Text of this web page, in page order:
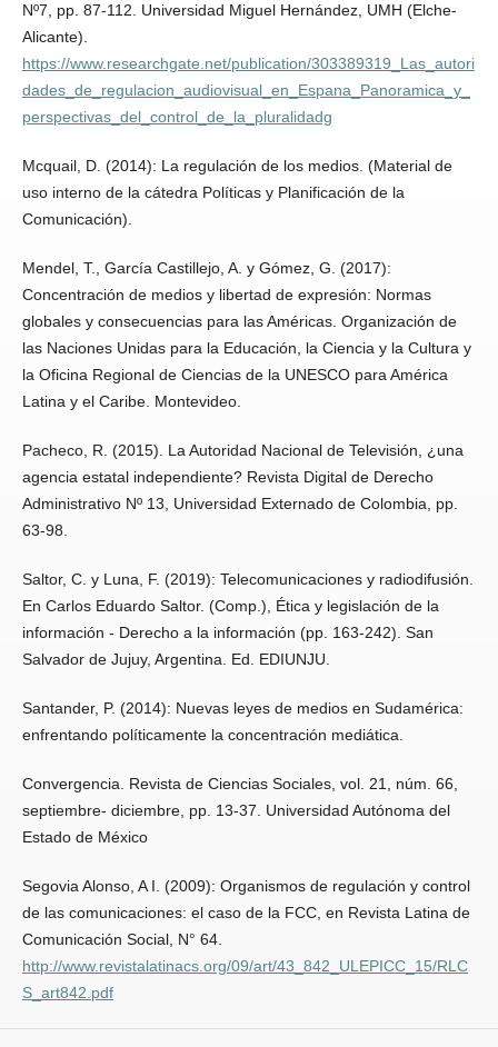
Nº7, pp. 87-112. Universidad Miguel Hernández, UMH (Elche-
Alicante).
https://www.researchgate.net/publication/303389319_Las_autori
dades_de_regulacion_audiovisual_en_Espana_Panoramica_y_
perspectivas_del_control_de_la_pluralidadg
Mcquail, D. (2014): La regulación de los medios. (Material de
uso interno de la cátedra Políticas y Planificación de la
Comunicación).
Mendel, T., García Castillejo, A. y Gómez, G. (2017):
Concentración de medios y libertad de expresión: Normas
globales y consecuencias para las Américas. Organización de
las Naciones Unidas para la Educación, la Ciencia y la Cultura y
la Oficina Regional de Ciencias de la UNESCO para América
Latina y el Caribe. Montevideo.
Pacheco, R. (2015). La Autoridad Nacional de Televisión, ¿una
agencia estatal independiente? Revista Digital de Derecho
Administrativo Nº 13, Universidad Externado de Colombia, pp.
63-98.
Saltor, C. y Luna, F. (2019): Telecomunicaciones y radiodifusión.
En Carlos Eduardo Saltor. (Comp.), Ética y legislación de la
información - Derecho a la información (pp. 163-242). San
Salvador de Jujuy, Argentina. Ed. EDIUNJU.
Santander, P. (2014): Nuevas leyes de medios en Sudamérica:
enfrentando políticamente la concentración mediática.
Convergencia. Revista de Ciencias Sociales, vol. 21, núm. 66,
septiembre- diciembre, pp. 13-37. Universidad Autónoma del
Estado de México
Segovia Alonso, A I. (2009): Organismos de regulación y control
de las comunicaciones: el caso de la FCC, en Revista Latina de
Comunicación Social, N° 64.
http://www.revistalatinacs.org/09/art/43_842_ULEPICC_15/RLC
S_art842.pdf